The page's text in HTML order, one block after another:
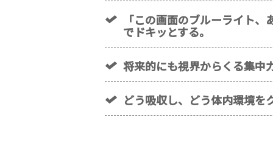
「この画面のブルーライト
でドキッとする。
将来的にも視界からくる集中
どう吸収し、どう体内環境を